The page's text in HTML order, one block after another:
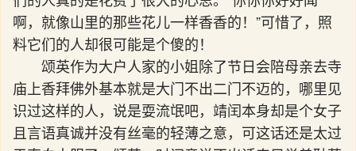
啊，就像山里的那些花儿一样香香的！”可惜了，照
料它们的人却很可能是个傻的！
颂英作为大户人家的小姐除了节日会陪母亲去寺
庙上香拜佛外基本就是大门不出二门不迈的，哪里见
识过这样的人，说是耍流氓吧，靖闰本身却是个女子
且言语真诚并没有丝毫的轻薄之意，可这话还是太过